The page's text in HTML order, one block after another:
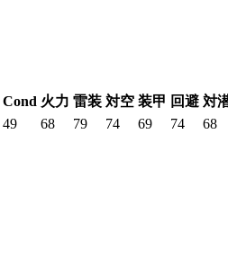
Cond 火力 雷装 対空 装甲 回避 対
49 68 79 74 69 74 68